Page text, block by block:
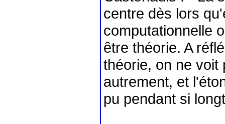
centre dès lors
computationnelle
être théorie. A
théorie, on ne voit
autrement, et
pu pendant si